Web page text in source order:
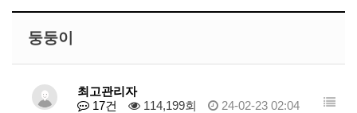
둥둥이
최고관리자
17건
114,199회 24-02-23 02:04